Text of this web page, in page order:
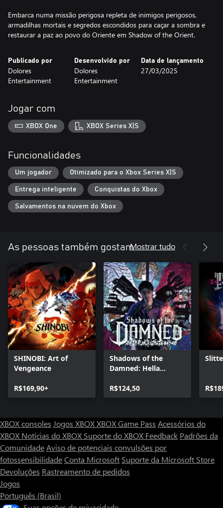
Embarca numa missão perigosa repleta de inimigos perigosos,
armadilhas mortais e segredos escondidos para caçar a sombra e
restaurar a paz ao povo do Oriente em Shadow of the Orient.
Publicado por
Dolores
Entertainment
Desenvolvido por
Dolores
Entertainment
Data de lançamento
27/03/2025
Jogar com
XBOX One XBOX Series X|S
Funcionalidades
Um jogador Otimizado para o Xbox Series X|S
Entrega inteligente Conquistas do Xbox
Salvamentos na nuvem do Xbox
As pessoas também gostamMostrar tudo
SHINOBI: Art of
Vengeance
R$169,90+
Shadows of the
Damned: Hella
R$124,50
XBOX consoles Jogos XBOXXBOX Game Pass Acessórios do
XBOX Notícias do XBOX Suporte do XBOX Feedback Padrões da
ComunidadeAviso de potenciais convulsões por
fotossensibilidadeConta Microsoft Suporte da Microsoft Store
Devoluções Rastreamento de pedidos
Jogos
Português (Brasil)